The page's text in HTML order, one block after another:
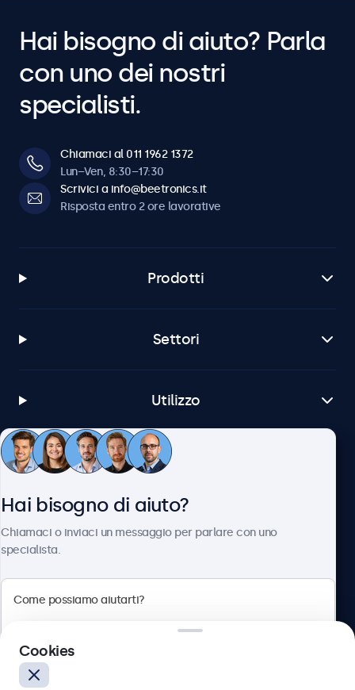
Hai bisogno di aiuto? Parla
con uno dei nostri
specialisti.
Chiamaci al 011 1962 1372
Lun–Ven, 8:30–17:30
Scrivici a info@beetronics.it
Risposta entro 2 ore lavorative
Prodotti
Settori
Utilizzo
Servizio Clienti
Hai bisogno di aiuto?
Chiamaci o inviaci un messaggio per parlare con uno
specialista.
Cookies